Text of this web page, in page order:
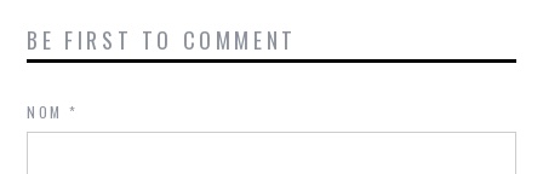
BE FIRST TO COMMENT
NOM*